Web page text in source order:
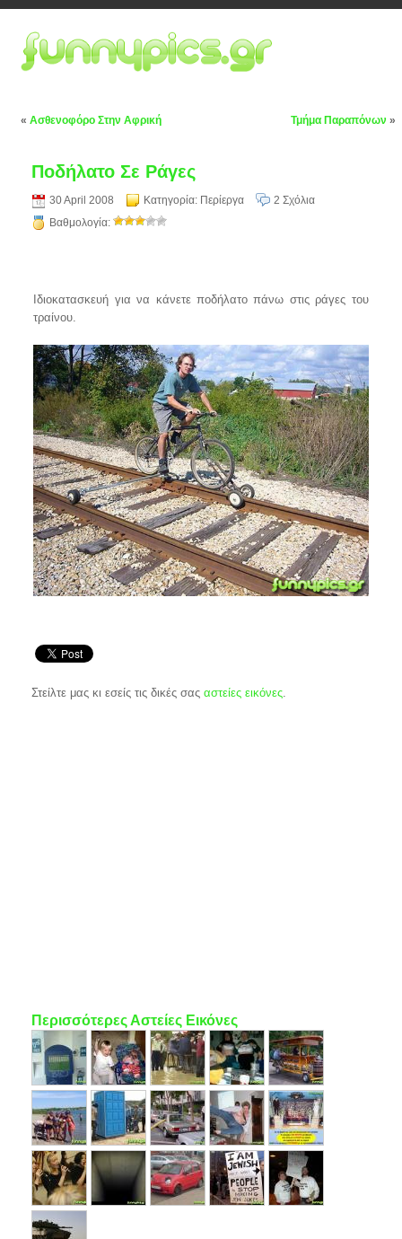
« Ασθενοφόρο Στην Αφρική Τμήμα Παραπόνων »
Ποδήλατο Σε Ράγες
30 April 2008 Κατηγορία: Περίεργα
2 Σχόλια
Βαθμολογία:
Ιδιοκατασκευή για να κάνετε ποδήλατο πάνω στις ράγες του
τραίνου.
Στείλτε μας κι εσείς τις δικές σαςαστείες εικόνες
Περισσότερες Αστείες Εικόνες